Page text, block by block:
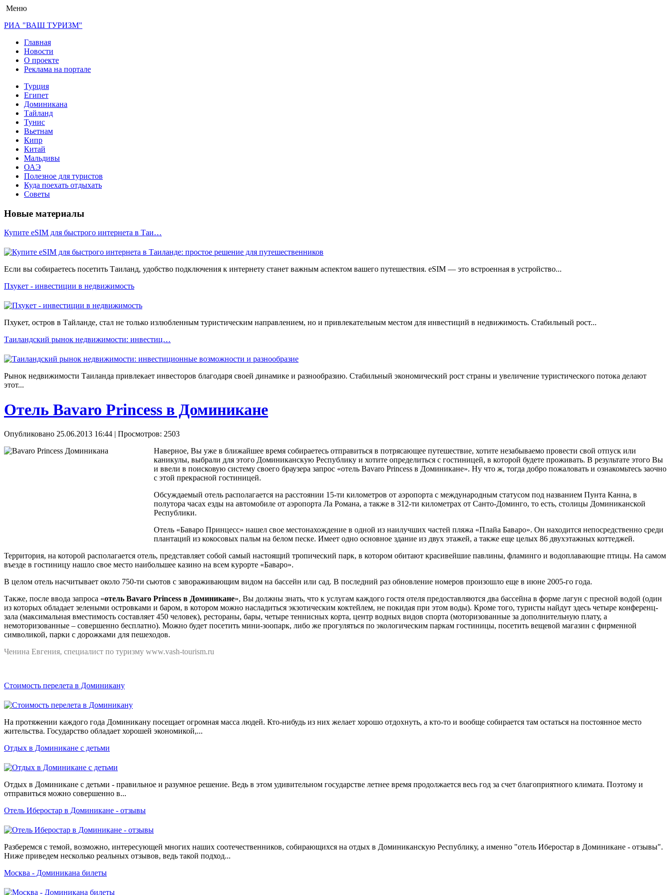
Меню
РИА "ВАШ ТУРИЗМ"
Главная
Новости
О проекте
Реклама на портале
Турция
Египет
Доминикана
Тайланд
Тунис
Вьетнам
Кипр
Китай
Мальдивы
ОАЭ
Полезное для туристов
Куда поехать отдыхать
Советы
Новые материалы
Купите eSIM для быстрого интернета в Таи…
Если вы собираетесь посетить Таиланд, удобство подключения к интернету станет важным аспектом вашего путешествия. eSIM — это встроенная в устройство...
Пхукет - инвестиции в недвижимость
Пхукет, остров в Тайланде, стал не только излюбленным туристическим направлением, но и привлекательным местом для инвестиций в недвижимость. Стабильный рост...
Таиландский рынок недвижимости: инвестиц…
Рынок недвижимости Таиланда привлекает инвесторов благодаря своей динамике и разнообразию. Стабильный экономический рост страны и увеличение туристического потока делают
этот...
Отель Bavaro Princess в Доминикане
Опубликовано 25.06.2013 16:44 | Просмотров: 2503
Наверное, Вы уже в ближайшее время собираетесь отправиться в потрясающее путешествие, хотите незабываемо провести свой отпуск или
каникулы, выбрали для этого Доминиканскую Республику и хотите определиться с гостиницей, в которой будете проживать. В результате этого Вы
и ввели в поисковую систему своего браузера запрос «отель Bavaro Princess в Доминикане». Ну что ж, тогда добро пожаловать и ознакомьтесь заочно
с этой прекрасной гостиницей.
Обсуждаемый отель располагается на расстоянии 15-ти километров от аэропорта с международным статусом под названием Пунта Канна, в
полутора часах езды на автомобиле от аэропорта Ла Романа, а также в 312-ти километрах от Санто-Доминго, то есть, столицы Доминиканской
Республики.
Отель «Баваро Принцесс» нашел свое местонахождение в одной из наилучших частей пляжа «Плайа Баваро». Он находится непосредственно среди
плантаций из кокосовых пальм на белом песке. Имеет одно основное здание из двух этажей, а также еще целых 86 двухэтажных коттеджей.
Территория, на которой располагается отель, представляет собой самый настоящий тропический парк, в котором обитают красивейшие павлины, фламинго и водоплавающие птицы. На самом
въезде в гостиницу нашло свое место наибольшее казино на всем курорте «Баваро».
В целом отель насчитывает около 750-ти сьютов с завораживающим видом на бассейн или сад. В последний раз обновление номеров произошло еще в июне 2005-го года.
Также, после ввода запроса «отель Bavaro Princess в Доминикане», Вы должны знать, что к услугам каждого гостя отеля предоставляются два бассейна в форме лагун с пресной водой (один
из которых обладает зелеными островками и баром, в котором можно насладиться экзотическим коктейлем, не покидая при этом воды). Кроме того, туристы найдут здесь четыре конференц-
зала (максимальная вместимость составляет 450 человек), рестораны, бары, четыре теннисных корта, центр водных видов спорта (моторизованные за дополнительную плату, а
немоторизованные – совершенно бесплатно). Можно будет посетить мини-зоопарк, либо же прогуляться по экологическим паркам гостиницы, посетить вещевой магазин с фирменной
символикой, парки с дорожками для пешеходов.
Ченина Евгения, специалист по туризму www.vash-tourism.ru
Стоимость перелета в Доминикану
На протяжении каждого года Доминикану посещает огромная масса людей. Кто-нибудь из них желает хорошо отдохнуть, а кто-то и вообще собирается там остаться на постоянное место
жительства. Государство обладает хорошей экономикой,...
Отдых в Доминикане с детьми
Отдых в Доминикане с детьми - правильное и разумное решение. Ведь в этом удивительном государстве летнее время продолжается весь год за счет благоприятного климата. Поэтому и
отправиться можно совершенно в...
Отель Иберостар в Доминикане - отзывы
Разберемся с темой, возможно, интересующей многих наших соотечественников, собирающихся на отдых в Доминиканскую Республику, а именно "отель Иберостар в Доминикане - отзывы".
Ниже приведем несколько реальных отзывов, ведь такой подход...
Москва - Доминикана билеты